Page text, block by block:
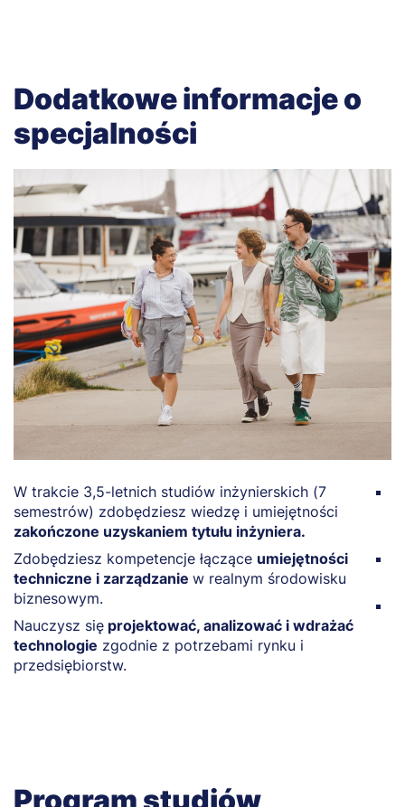
Dodatkowe informacje o
specjalności
W trakcie 3,5-letnich studiów inżynierskich (7
semestrów) zdobędziesz wiedzę i umiejętności
zakończone uzyskaniem tytułu inżyniera.
Zdobędziesz kompetencje łączące umiejętności
techniczne i zarządzanie w realnym środowisku
biznesowym.
Nauczysz się projektować, analizować i wdrażać
technologie zgodnie z potrzebami rynku i
przedsiębiorstw.